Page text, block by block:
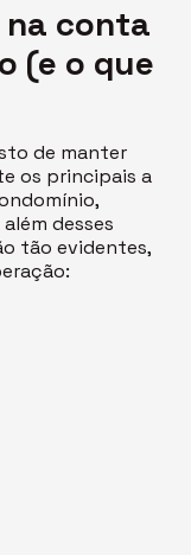
na conta
(e o que
de manter
os principais a
desses
tão evidentes,